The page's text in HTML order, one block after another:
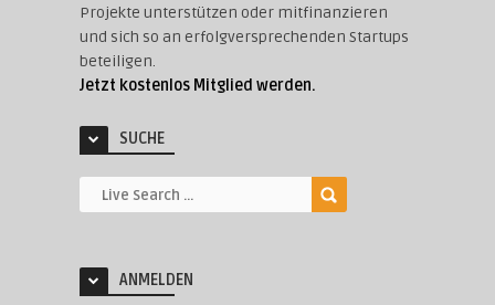
Projekte unterstützen oder mitfinanzieren
und sich so an erfolgversprechenden Startups
beteiligen.
Jetzt kostenlos Mitglied werden.
SUCHE
ANMELDEN